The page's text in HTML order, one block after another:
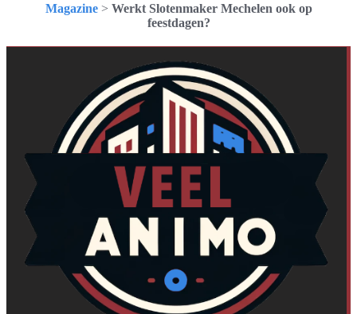
Magazine> Werkt Slotenmaker Mechelen ook op
feestdagen?